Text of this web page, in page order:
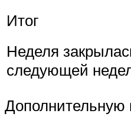
Итог
Неделя
следующей
Дополнительную